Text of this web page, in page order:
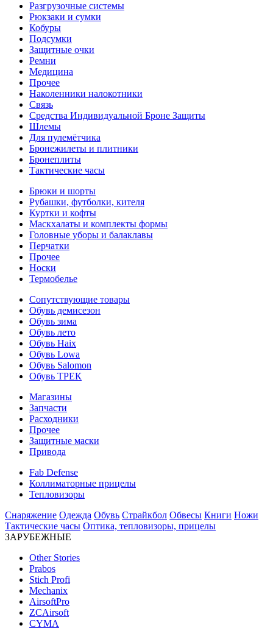
Разгрузочные системы
Рюкзаки и сумки
Кобуры
Подсумки
Защитные очки
Ремни
Медицина
Прочее
Наколенники налокотники
Связь
Средства Индивидуальной Броне Защиты
Шлемы
Для пулемётчика
Бронежилеты и плитники
Бронеплиты
Тактические часы
Брюки и шорты
Рубашки, футболки, кителя
Куртки и кофты
Маскхалаты и комплекты формы
Головные уборы и балаклавы
Перчатки
Прочее
Носки
Термобелье
Сопутствующие товары
Обувь демисезон
Обувь зима
Обувь лето
Обувь Haix
Обувь Lowa
Обувь Salomon
Обувь ТРЕК
Магазины
Запчасти
Расходники
Прочее
Защитные маски
Привода
Fab Defense
Коллиматорные прицелы
Тепловизоры
Снаряжение Одежда Обувь Страйкбол Обвесы Книги Ножи
Тактические часы Оптика, тепловизоры, прицелы
ЗАРУБЕЖНЫЕ
Other Stories
Prabos
Stich Profi
Mechanix
AirsoftPro
ZCAirsoft
CYMA